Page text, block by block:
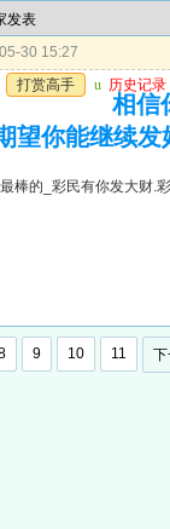
发表
30 15:27
打赏高手 u 历史记录
相信
望你能继续发
棒的_彩民有你发大财.
9 10 11